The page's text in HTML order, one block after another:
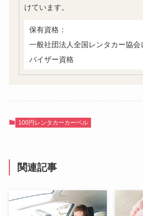
けています。
保有資格：
一般社団法人全国レンタカー協会
バイザー資格
100円レンタカーカーベル
関連記事